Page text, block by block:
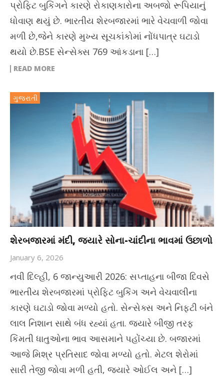
પ્રોફિટ બુકિંગને કારણે રોકાણકારોના અબજો રૂપિયાનું
ધોવાણ થયું છે. ભારતીય શેરબજારમાં ભારે વેચવાળી જોવા
મળી છે,જેને કારણે મુખ્ય સૂચકાંકોમાં નોંધપાત્ર ઘટાડો
થયો છે.BSE સેન્સેક્સ 769 આંકડાના […]
READ MORE
ગુજરાતી
શેરબજારમાં મંદી, જ્યારે સોના-ચાંદીના ભાવમાં ઉછાળો
January 6, 2026
નવી દિલ્હી, 6 જાન્યુઆરી 2026: સપ્તાહના બીજા દિવસે
ભારતીય શેરબજારમાં પ્રોફિટ બુકિંગ અને વેચવાલીના
કારણે ઘટાડો જોવા મળ્યો હતો. સેન્સેક્સ અને નિફ્ટી બંને
લાલ નિશાન સાથે બંધ રહ્યાં હતા. જ્યારે બીજી તરફ
કિંમતી ધાતુઓના ભાવ આસમાને પહોંચ્યા છે. બજારમાં
આજે મિશ્ર પ્રતિસાદ જોવા મળ્યો હતો. મેટલ શેરોમાં
સારી તેજી જોવા મળી હતી, જ્યારે ઓઈલ અને […]